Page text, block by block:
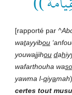
[rapporté par
watayyibou
youwajjihou dah
wafarthouha wa
yawma l-qiyamah
certes tout